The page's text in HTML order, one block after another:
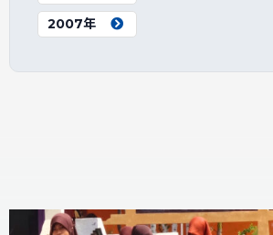
2007年